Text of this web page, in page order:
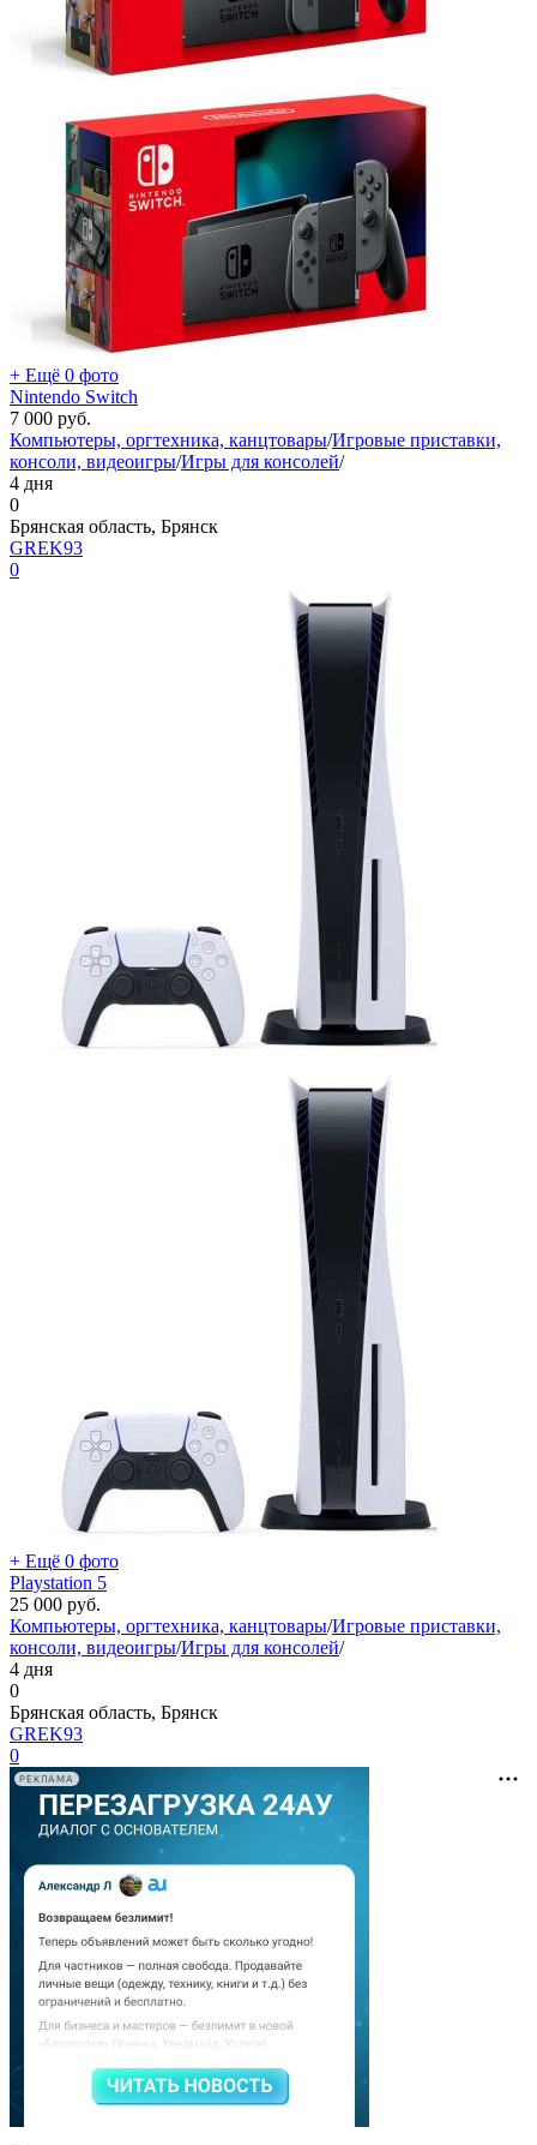
+ Ещё 0 фото
Nintendo Switch
7 000 руб.
Компьютеры, оргтехника, канцтовары/Игровые приставки,
консоли, видеоигры/Игры для консолей/
4 дня
0
Брянская область, Брянск
GREK93
0
+ Ещё 0 фото
Playstation 5
25 000 руб.
Компьютеры, оргтехника, канцтовары/Игровые приставки,
консоли, видеоигры/Игры для консолей/
4 дня
0
Брянская область, Брянск
GREK93
0
РЕКЛАМА